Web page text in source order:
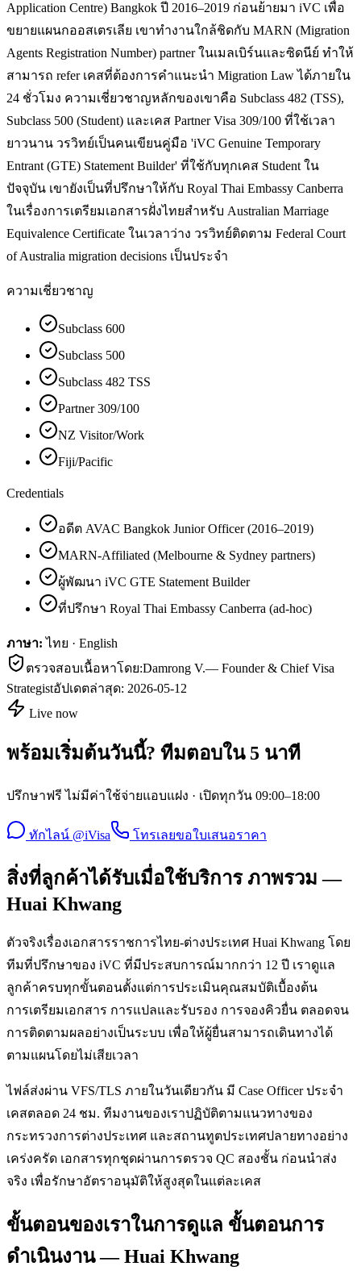
Application Centre) Bangkok ปี 2016–2019 ก่อนย้ายมา iVC เพื่อ
ขยายแผนกออสเตรเลีย เขาทำงานใกล้ชิดกับ MARN (Migration
Agents Registration Number) partner ในเมลเบิร์นและซิดนีย์ ทำให้
สามารถ refer เคสที่ต้องการคำแนะนำ Migration Law ได้ภายใน
24 ชั่วโมง ความเชี่ยวชาญหลักของเขาคือ Subclass 482 (TSS),
Subclass 500 (Student) และเคส Partner Visa 309/100 ที่ใช้เวลา
ยาวนาน วรวิทย์เป็นคนเขียนคู่มือ 'iVC Genuine Temporary
Entrant (GTE) Statement Builder' ที่ใช้กับทุกเคส Student ใน
ปัจจุบัน เขายังเป็นที่ปรึกษาให้กับ Royal Thai Embassy Canberra
ในเรื่องการเตรียมเอกสารฝั่งไทยสำหรับ Australian Marriage
Equivalence Certificate ในเวลาว่าง วรวิทย์ติดตาม Federal Court
of Australia migration decisions เป็นประจำ
ความเชี่ยวชาญ
Subclass 600
Subclass 500
Subclass 482 TSS
Partner 309/100
NZ Visitor/Work
Fiji/Pacific
Credentials
อดีต AVAC Bangkok Junior Officer (2016–2019)
MARN-Affiliated (Melbourne & Sydney partners)
ผู้พัฒนา iVC GTE Statement Builder
ที่ปรึกษา Royal Thai Embassy Canberra (ad-hoc)
ภาษา: ไทย · English
ตรวจสอบเนื้อหาโดย:Damrong V.— Founder & Chief Visa
Strategistอัปเดตล่าสุด: 2026-05-12
Live now
พร้อมเริ่มต้นวันนี้? ทีมตอบใน 5 นาที
ปรึกษาฟรี ไม่มีค่าใช้จ่ายแอบแฝง · เปิดทุกวัน 09:00–18:00
ทักไลน์ @iVisa โทรเลยขอใบเสนอราคา
สิ่งที่ลูกค้าได้รับเมื่อใช้บริการ ภาพรวม —
Huai Khwang
ตัวจริงเรื่องเอกสารราชการไทย-ต่างประเทศ Huai Khwang โดย
ทีมที่ปรึกษาของ iVC ที่มีประสบการณ์มากกว่า 12 ปี เราดูแล
ลูกค้าครบทุกขั้นตอนตั้งแต่การประเมินคุณสมบัติเบื้องต้น
การเตรียมเอกสาร การแปลและรับรอง การจองคิวยื่น ตลอดจน
การติดตามผลอย่างเป็นระบบ เพื่อให้ผู้ยื่นสามารถเดินทางได้
ตามแผนโดยไม่เสียเวลา
ไฟล์ส่งผ่าน VFS/TLS ภายในวันเดียวกัน มี Case Officer ประจำ
เคสตลอด 24 ชม. ทีมงานของเราปฏิบัติตามแนวทางของ
กระทรวงการต่างประเทศ และสถานทูตประเทศปลายทางอย่าง
เคร่งครัด เอกสารทุกชุดผ่านการตรวจ QC สองชั้น ก่อนนำส่ง
จริง เพื่อรักษาอัตราอนุมัติให้สูงสุดในแต่ละเคส
ขั้นตอนของเราในการดูแล ขั้นตอนการ
ดำเนินงาน — Huai Khwang